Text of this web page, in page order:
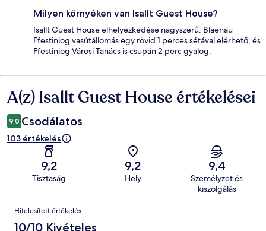
Milyen környéken van Isallt Guest House?
Isallt Guest House elhelyezkedése nagyszerű. Blaenau
Ffestiniog vasútállomás egy rövid 1 perces sétával elérhető, és
Ffestiniog Városi Tanács is csupán 2 perc gyalog.
Értékelések
A(z) Isallt Guest House értékelései
9,0 Csodálatos
103 értékelés
9,2
Tisztaság
9,2
Hely
9,4
Személyzet és
kiszolgálás
Értékelések
Hitelesített értékelés
10/10 Kivételes